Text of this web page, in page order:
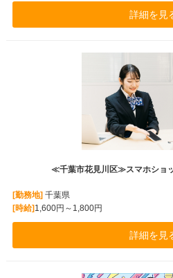
詳細を見
≪千葉市花見川区≫スマホショ
[勤務地] 千葉県
[時給] 1,600円～1,800円
詳細を見